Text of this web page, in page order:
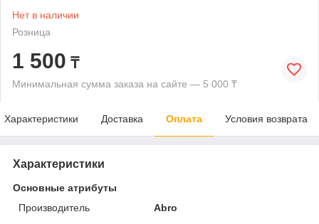
Нет в наличии
Розница
1 500 ₸
Минимальная сумма заказа на сайте — 5 000 ₸
Характеристики Доставка Оплата Условия возврата
Характеристики
Основные атрибуты
Производитель
Abro